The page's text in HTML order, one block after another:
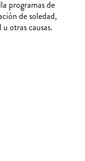
programas de
de soledad,
otras causas.